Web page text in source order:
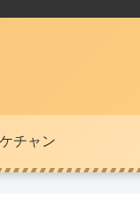
チャン